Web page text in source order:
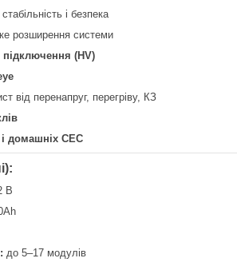
і безпека
розширення системи
підключення (HV)
від перенапруг, перегріву, КЗ
і домашніх СЕС
В
до 5–17 модулів